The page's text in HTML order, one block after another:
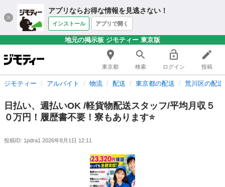
アプリならお得な情報を見逃さない！
インストール アプリで開く
地元の掲示板 ジモティー 東京版
東京都 検索 ログイン 投稿
ジモティー アルバイト 物流 配送 東京都の配送 荒川区の配送
日払い、週払いOK /軽貨物配送スタッフ/平均月収５
０万円！履歴書不要！寮もあります⭐️
投稿ID: 1pdra1 2026年8月1日 12:11